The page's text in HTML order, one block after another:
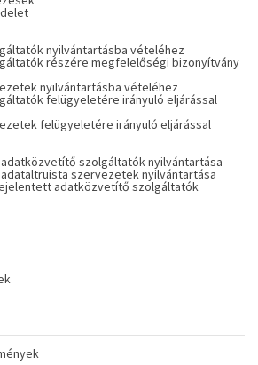
nyilvántartásba vételéhez
részére megfelelőségi bizonyítvány
nyilvántartásba vételéhez
felügyeletére irányuló eljárással
felügyeletére irányuló eljárással
szolgáltatók nyilvántartása
szervezetek nyilvántartása
adatközvetítő szolgáltatók